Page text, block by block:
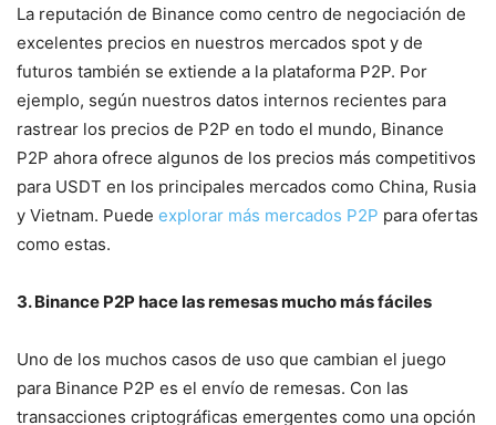
La reputación de Binance como centro de negociación de
excelentes precios en nuestros mercados spot y de
futuros también se extiende a la plataforma P2P. Por
ejemplo, según nuestros datos internos recientes para
rastrear los precios de P2P en todo el mundo, Binance
P2P ahora ofrece algunos de los precios más competitivos
para USDT en los principales mercados como China, Rusia
y Vietnam. Puede explorar más mercados P2P para ofertas
como estas.
3. Binance P2P hace las remesas mucho más fáciles
Uno de los muchos casos de uso que cambian el juego
para Binance P2P es el envío de remesas. Con las
transacciones criptográficas emergentes como una opción